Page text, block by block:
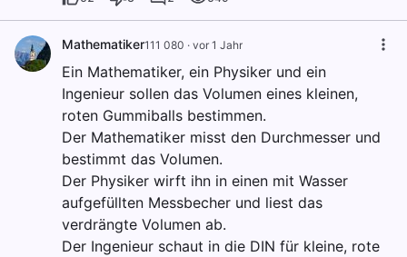
Mathematiker111 080 · vor 1 Jahr
Ein Mathematiker, ein Physiker und ein
Ingenieur sollen das Volumen eines kleinen,
roten Gummiballs bestimmen.
Der Mathematiker misst den Durchmesser und
bestimmt das Volumen.
Der Physiker wirft ihn in einen mit Wasser
aufgefüllten Messbecher und liest das
verdrängte Volumen ab.
Der Ingenieur schaut in die DIN für kleine, rote